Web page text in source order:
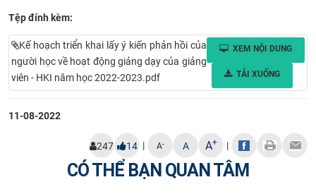
KHOA HỌC CÔNG NGHỆ
HTQT
CỰU NGƯỜI HỌC
Tệp đính kèm:
Kế hoạch triển khai lấy ý kiến phản hồi của
người học về hoạt động giảng dạy của giảng
viên - HKI năm học 2022-2023.pdf
XEM NỘI DUNG
TẢI XUỐNG
11-08-2022
247 14 | A- A A+ |
CÓ THỂ BẠN QUAN TÂM